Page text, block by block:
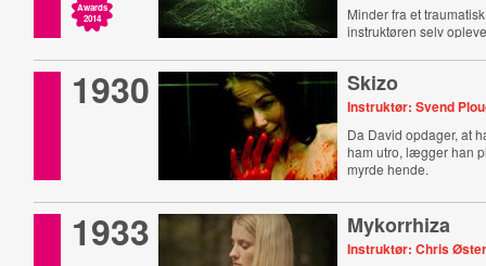
Awards
2014
Minder fra et
instruktøren selv
1930 Skizo
Instruktør: Svend
Da David opdager, at
ham utro, lægger han
myrde hende.
1933 Mykorrhiza
Instruktør: Chris